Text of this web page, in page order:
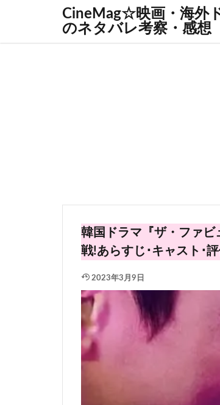
CineMag☆映画・海外
のネタバレ考察・感想
韓国ドラマ『ザ・ファ
戦!あらすじ･キャスト･
2023年3月9日